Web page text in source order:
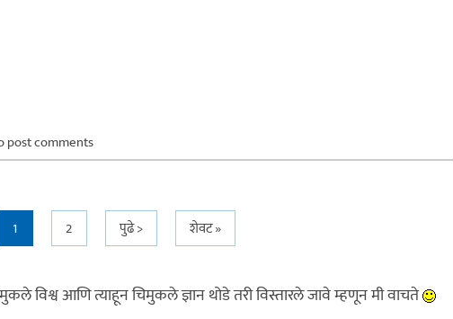
post comments
1 2 पुढे > शेवट »
विश्व आणि त्याहून चिमुकले ज्ञान थोडे तरी विस्तारले जावे म्हणून मी वाचते